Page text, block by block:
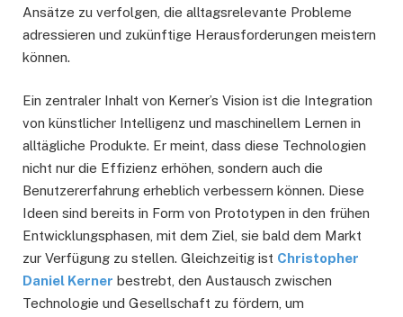
Ansätze zu verfolgen, die alltagsrelevante Probleme
adressieren und zukünftige Herausforderungen meistern
können.
Ein zentraler Inhalt von Kerner’s Vision ist die Integration
von künstlicher Intelligenz und maschinellem Lernen in
alltägliche Produkte. Er meint, dass diese Technologien
nicht nur die Effizienz erhöhen, sondern auch die
Benutzererfahrung erheblich verbessern können. Diese
Ideen sind bereits in Form von Prototypen in den frühen
Entwicklungsphasen, mit dem Ziel, sie bald dem Markt
zur Verfügung zu stellen. Gleichzeitig ist Christopher
Daniel Kerner bestrebt, den Austausch zwischen
Technologie und Gesellschaft zu fördern, um